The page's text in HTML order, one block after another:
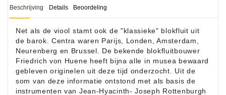
Beschrijving Details Beoordeling
Net als de viool stamt ook de "klassieke" blokfluit uit
de barok. Centra waren Parijs, Londen, Amsterdam,
Neurenberg en Brussel. De bekende blokfluitbouwer
Friedrich von Huene heeft bijna alle in musea bewaard
gebleven originelen uit deze tijd onderzocht. Uit de
som van deze informatie ontstond met als basis de
instrumenten van Jean-Hyacinth- Joseph Rottenburgh